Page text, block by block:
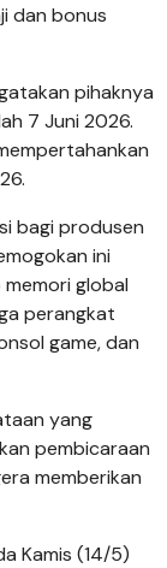
dan bonus
pihaknya
7 Juni 2026.
bagi produsen
ini
global
perangkat
game, dan
yang
pembicaraan
memberikan
Kamis (14/5)